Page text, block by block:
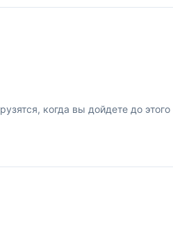
когда вы дойдете до этого